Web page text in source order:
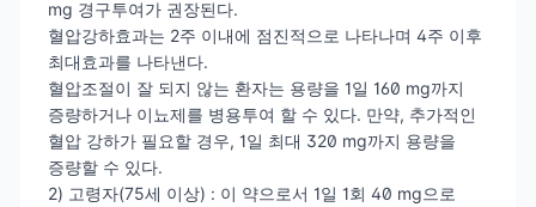
mg 경구투여가 권장된다.
혈압강하효과는 2주 이내에 점진적으로 나타나며 4주 이후
최대효과를 나타낸다.
혈압조절이 잘 되지 않는 환자는 용량을 1일 160 mg까지
증량하거나 이뇨제를 병용투여 할 수 있다. 만약, 추가적인
혈압 강하가 필요할 경우, 1일 최대 320 mg까지 용량을
증량할 수 있다.
2) 고령자(75세 이상) : 이 약으로서 1일 1회 40 mg으로